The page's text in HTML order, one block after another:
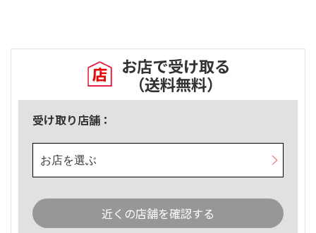
お店で受け取る
（送料無料）
受け取り店舗：
お店を選ぶ
近くの店舗を確認する